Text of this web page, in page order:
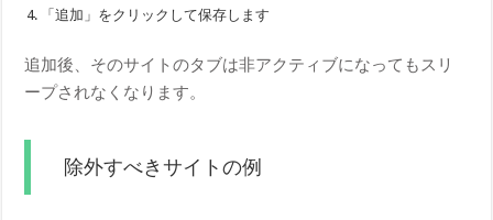
「追加」をクリックして保存します
追加後、そのサイトのタブは非アクティブになってもスリ
ープされなくなります。
除外すべきサイトの例